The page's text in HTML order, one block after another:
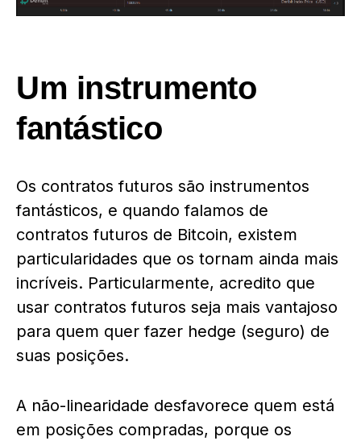
Um instrumento
fantástico
Os contratos futuros são instrumentos
fantásticos, e quando falamos de
contratos futuros de Bitcoin, existem
particularidades que os tornam ainda mais
incríveis. Particularmente, acredito que
usar contratos futuros seja mais vantajoso
para quem quer fazer hedge (seguro) de
suas posições.
A não-linearidade desfavorece quem está
em posições compradas, porque os